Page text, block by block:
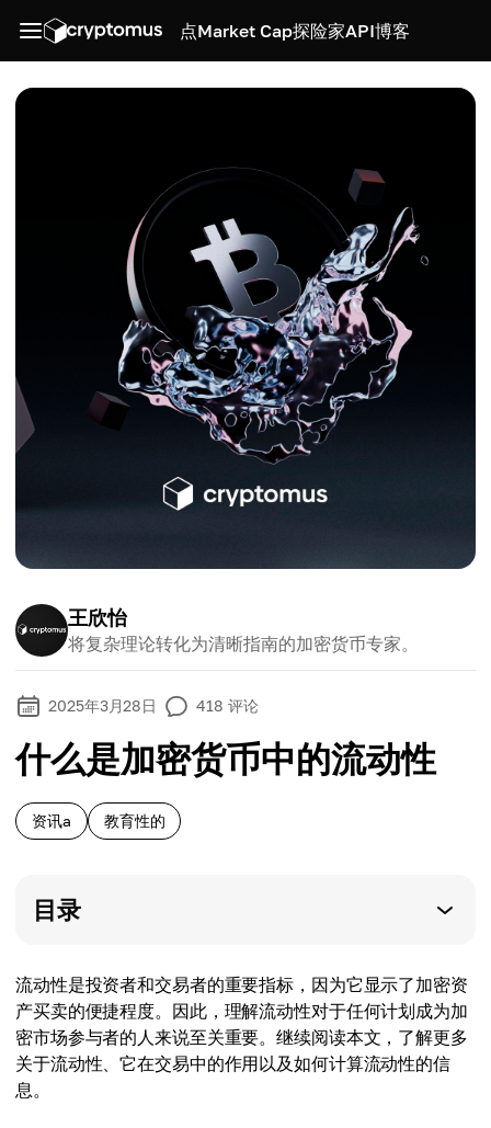
点Market Cap探险家API博客
王欣怡
将复杂理论转化为清晰指南的加密货币专家。
2025年3月28日 418 评论
什么是加密货币中的流动性
资讯a 教育性的
目录
流动性是投资者和交易者的重要指标，因为它显示了加密资
产买卖的便捷程度。因此，理解流动性对于任何计划成为加
密市场参与者的人来说至关重要。继续阅读本文，了解更多
关于流动性、它在交易中的作用以及如何计算流动性的信
息。